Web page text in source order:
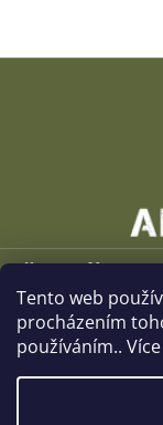
Tento web
procházením
používáním..
Z
Vše o nákupu
O společnosti
Kamenné